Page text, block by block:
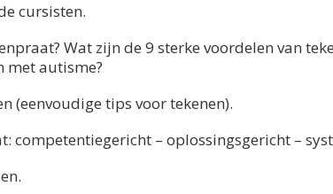
cursisten.
Wat zijn de 9 sterke voordelen van
met autisme?
(eenvoudige tips voor tekenen).
competentiegericht – oplossingsgericht –